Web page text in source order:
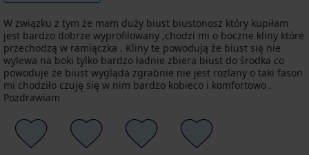
W związku z tym że mam duży biust biustonosz który kupiłam
jest bardzo dobrze wyprofilowany ,chodzi mi o boczne kliny które
przechodzą w ramiączka . Kliny te powodują że biust się nie
wylewa na boki tylko bardzo ładnie zbiera biust do środka co
powoduje że biust wygląda zgrabnie nie jest rozlany o taki fason
mi chodziło czuję się w nim bardzo kobieco i komfortowo .
Pozdrawiam